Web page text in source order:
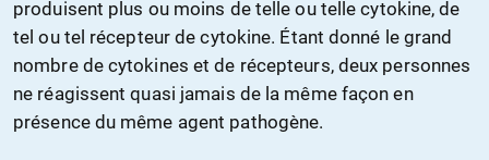
produisent plus ou moins de telle ou telle cytokine, de
tel ou tel récepteur de cytokine. Étant donné le grand
nombre de cytokines et de récepteurs, deux personnes
ne réagissent quasi jamais de la même façon en
présence du même agent pathogène.